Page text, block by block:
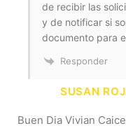
de recibir las
y de notificar si
documento para
Responder
SUSAN
Buen Dia Vivian